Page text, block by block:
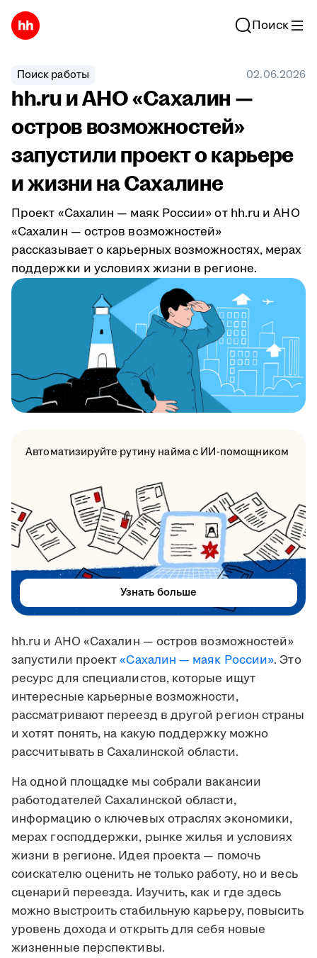
Поиск
Поиск работы 02.06.2026
hh.ru и АНО «Сахалин —
остров возможностей»
запустили проект о карьере
и жизни на Сахалине
Проект «Сахалин — маяк России» от hh.ru и АНО
«Сахалин — остров возможностей»
рассказывает о карьерных возможностях, мерах
поддержки и условиях жизни в регионе.
hh.ru и АНО «Сахалин — остров возможностей»
запустили проект«Сахалин — маяк России». Это
ресурс для специалистов, которые ищут
интересные карьерные возможности,
рассматривают переезд в другой регион страны
и хотят понять, на какую поддержку можно
рассчитывать в Сахалинской области.
На одной площадке мы собрали вакансии
работодателей Сахалинской области,
информацию о ключевых отраслях экономики,
мерах господдержки, рынке жилья и условиях
жизни в регионе. Идея проекта — помочь
соискателю оценить не только работу, но и весь
сценарий переезда. Изучить, как и где здесь
можно выстроить стабильную карьеру, повысить
уровень дохода и открыть для себя новые
жизненные перспективы.
Автоматизируйте рутину найма с ИИ-помощником
Узнать больше